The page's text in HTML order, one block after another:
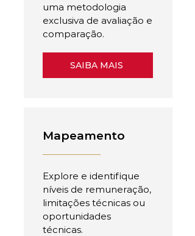
uma metodologia
exclusiva de avaliação e
comparação.
SAIBA MAIS
Mapeamento
Explore e identifique
níveis de remuneração,
limitações técnicas ou
oportunidades
técnicas.